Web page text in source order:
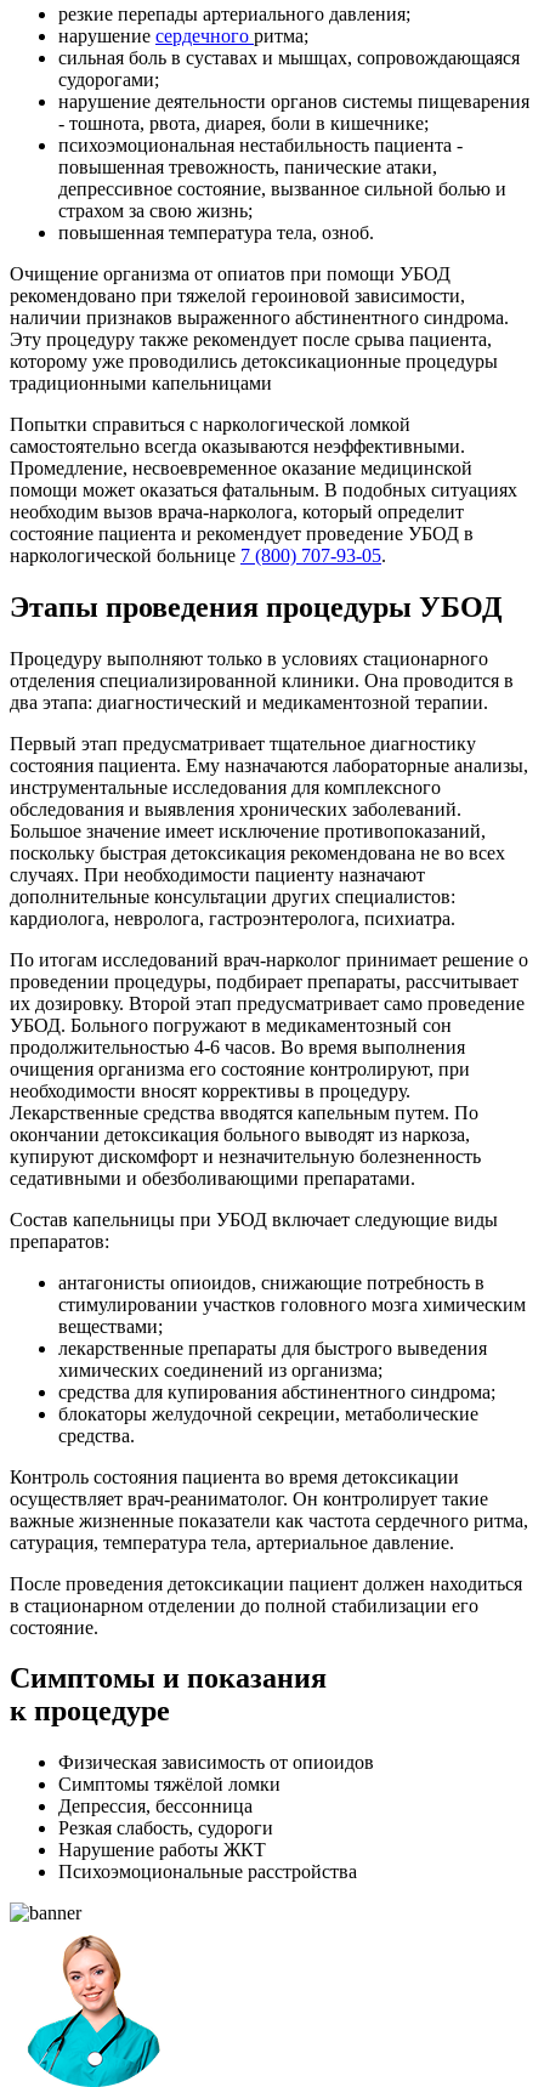
резкие перепады артериального давления;
нарушение сердечного ритма;
сильная боль в суставах и мышцах, сопровождающаяся
судорогами;
нарушение деятельности органов системы пищеварения
- тошнота, рвота, диарея, боли в кишечнике;
психоэмоциональная нестабильность пациента -
повышенная тревожность, панические атаки,
депрессивное состояние, вызванное сильной болью и
страхом за свою жизнь;
повышенная температура тела, озноб.
Очищение организма от опиатов при помощи УБОД
рекомендовано при тяжелой героиновой зависимости,
наличии признаков выраженного абстинентного синдрома.
Эту процедуру также рекомендует после срыва пациента,
которому уже проводились детоксикационные процедуры
традиционными капельницами
Попытки справиться с наркологической ломкой
самостоятельно всегда оказываются неэффективными.
Промедление, несвоевременное оказание медицинской
помощи может оказаться фатальным. В подобных ситуациях
необходим вызов врача-нарколога, который определит
состояние пациента и рекомендует проведение УБОД в
наркологической больнице 7 (800) 707-93-05.
Этапы проведения процедуры УБОД
Процедуру выполняют только в условиях стационарного
отделения специализированной клиники. Она проводится в
два этапа: диагностический и медикаментозной терапии.
Первый этап предусматривает тщательное диагностику
состояния пациента. Ему назначаются лабораторные анализы,
инструментальные исследования для комплексного
обследования и выявления хронических заболеваний.
Большое значение имеет исключение противопоказаний,
поскольку быстрая детоксикация рекомендована не во всех
случаях. При необходимости пациенту назначают
дополнительные консультации других специалистов:
кардиолога, невролога, гастроэнтеролога, психиатра.
По итогам исследований врач-нарколог принимает решение о
проведении процедуры, подбирает препараты, рассчитывает
их дозировку. Второй этап предусматривает само проведение
УБОД. Больного погружают в медикаментозный сон
продолжительностью 4-6 часов. Во время выполнения
очищения организма его состояние контролируют, при
необходимости вносят коррективы в процедуру.
Лекарственные средства вводятся капельным путем. По
окончании детоксикация больного выводят из наркоза,
купируют дискомфорт и незначительную болезненность
седативными и обезболивающими препаратами.
Состав капельницы при УБОД включает следующие виды
препаратов:
антагонисты опиоидов, снижающие потребность в
стимулировании участков головного мозга химическим
веществами;
лекарственные препараты для быстрого выведения
химических соединений из организма;
средства для купирования абстинентного синдрома;
блокаторы желудочной секреции, метаболические
средства.
Контроль состояния пациента во время детоксикации
осуществляет врач-реаниматолог. Он контролирует такие
важные жизненные показатели как частота сердечного ритма,
сатурация, температура тела, артериальное давление.
После проведения детоксикации пациент должен находиться
в стационарном отделении до полной стабилизации его
состояние.
Симптомы и показания
к процедуре
Физическая зависимость от опиоидов
Симптомы тяжёлой ломки
Депрессия, бессонница
Резкая слабость, судороги
Нарушение работы ЖКТ
Психоэмоциональные расстройства